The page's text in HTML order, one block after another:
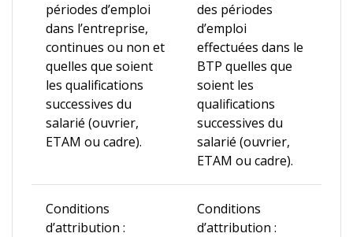
périodes d’emploi
dans l’entreprise,
continues ou non et
quelles que soient
les qualifications
successives du
salarié (ouvrier,
ETAM ou cadre).
des périodes
d’emploi
effectuées dans le
BTP quelles que
soient les
qualifications
successives du
salarié (ouvrier,
ETAM ou cadre).
Conditions
d’attribution :
Conditions
d’attribution :